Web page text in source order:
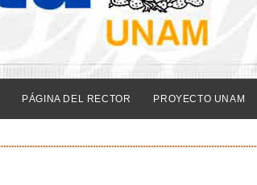
PÁGINA DEL RECTOR PROYECTO UNAM